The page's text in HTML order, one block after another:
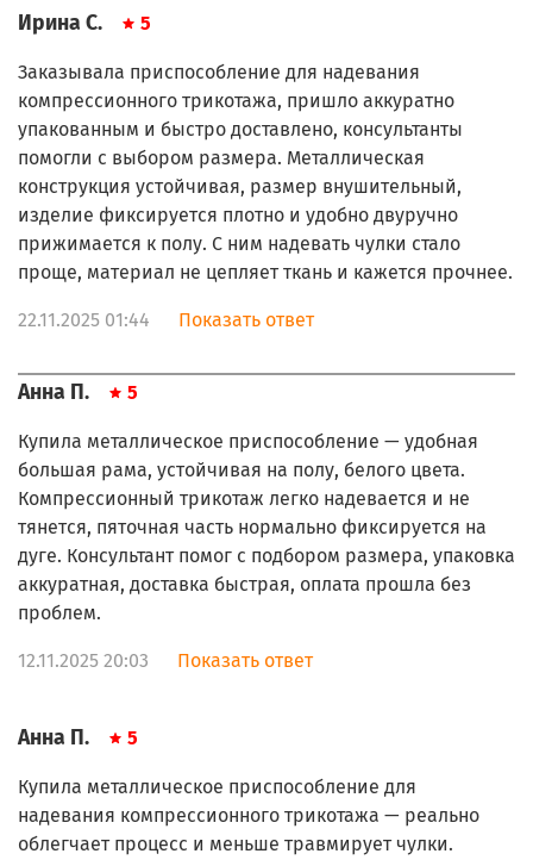
Ирина С. 5
Заказывала приспособление для надевания
компрессионного трикотажа, пришло аккуратно
упакованным и быстро доставлено, консультанты
помогли с выбором размера. Металлическая
конструкция устойчивая, размер внушительный,
изделие фиксируется плотно и удобно двуручно
прижимается к полу. С ним надевать чулки стало
проще, материал не цепляет ткань и кажется прочнее.
22.11.2025 01:44 Показать ответ
Анна П. 5
Купила металлическое приспособление — удобная
большая рама, устойчивая на полу, белого цвета.
Компрессионный трикотаж легко надевается и не
тянется, пяточная часть нормально фиксируется на
дуге. Консультант помог с подбором размера, упаковка
аккуратная, доставка быстрая, оплата прошла без
проблем.
12.11.2025 20:03 Показать ответ
Анна П. 5
Купила металлическое приспособление для
надевания компрессионного трикотажа — реально
облегчает процесс и меньше травмирует чулки.